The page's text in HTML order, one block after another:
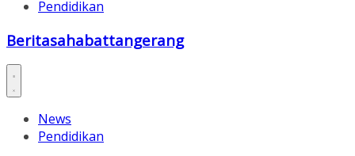
Pendidikan
Beritasahabattangerang
News
Pendidikan